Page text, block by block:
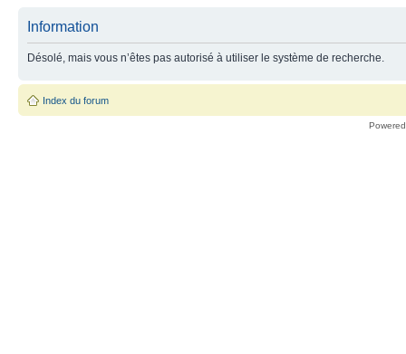
Information
Désolé, mais vous n’êtes pas autorisé à utiliser le système de recherche.
Index du forum